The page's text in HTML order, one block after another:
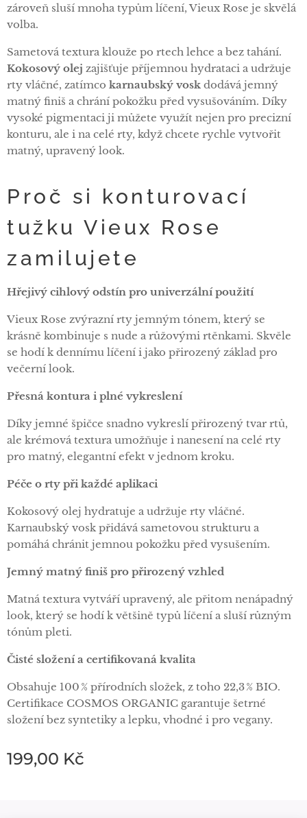
zároveň sluší mnoha typům líčení, Vieux Rose je skvělá
volba.
Sametová textura klouže po rtech lehce a bez tahání.
Kokosový olej zajišťuje příjemnou hydrataci a udržuje
rty vláčné, zatímco karnaubský vosk dodává jemný
matný finiš a chrání pokožku před vysušováním. Díky
vysoké pigmentaci ji můžete využít nejen pro precizní
konturu, ale i na celé rty, když chcete rychle vytvořit
matný, upravený look.
Proč si konturovací
tužku Vieux Rose
zamilujete
Hřejivý cihlový odstín pro univerzální použití
Vieux Rose zvýrazní rty jemným tónem, který se
krásně kombinuje s nude a růžovými rtěnkami. Skvěle
se hodí k dennímu líčení i jako přirozený základ pro
večerní look.
Přesná kontura i plné vykreslení
Díky jemné špičce snadno vykreslí přirozený tvar rtů,
ale krémová textura umožňuje i nanesení na celé rty
pro matný, elegantní efekt v jednom kroku.
Péče o rty při každé aplikaci
Kokosový olej hydratuje a udržuje rty vláčné.
Karnaubský vosk přidává sametovou strukturu a
pomáhá chránit jemnou pokožku před vysušením.
Jemný matný finiš pro přirozený vzhled
Matná textura vytváří upravený, ale přitom nenápadný
look, který se hodí k většině typů líčení a sluší různým
tónům pleti.
Čisté složení a certifikovaná kvalita
Obsahuje 100 % přírodních složek, z toho 22,3 % BIO.
Certifikace COSMOS ORGANIC garantuje šetrné
složení bez syntetiky a lepku, vhodné i pro vegany.
199,00 Kč